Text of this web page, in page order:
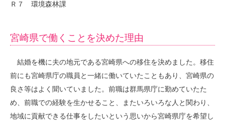
Ｒ７ 環境森林課
宮崎県で働くことを決めた理由
結婚を機に夫の地元である宮崎県への移住を決めました。移住
前にも宮崎県庁の職員と一緒に働いていたこともあり、宮崎県の
良さ等はよく聞いていました。前職は群馬県庁に勤めていたた
め、前職での経験を生かせること、またいろいろな人と関わり、
地域に貢献できる仕事をしたいという思いから宮崎県庁を希望し